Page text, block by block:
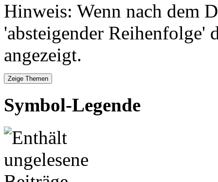
Hinweis: Wenn nach dem
'absteigender Reihenfolge'
angezeigt.
Symbol-Legende